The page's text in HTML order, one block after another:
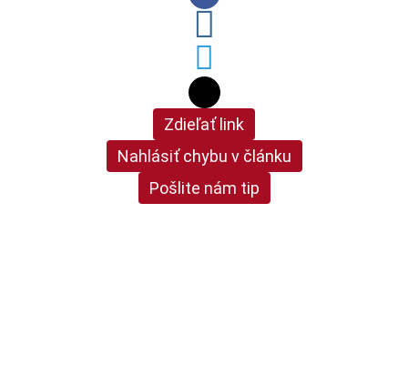
Zdieľať link
Nahlásiť chybu v článku
Pošlite nám tip